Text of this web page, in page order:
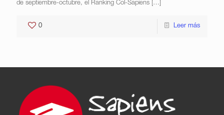
de septiembre-octubre, el Ranking Col-Sapiens […]
0 Leer más